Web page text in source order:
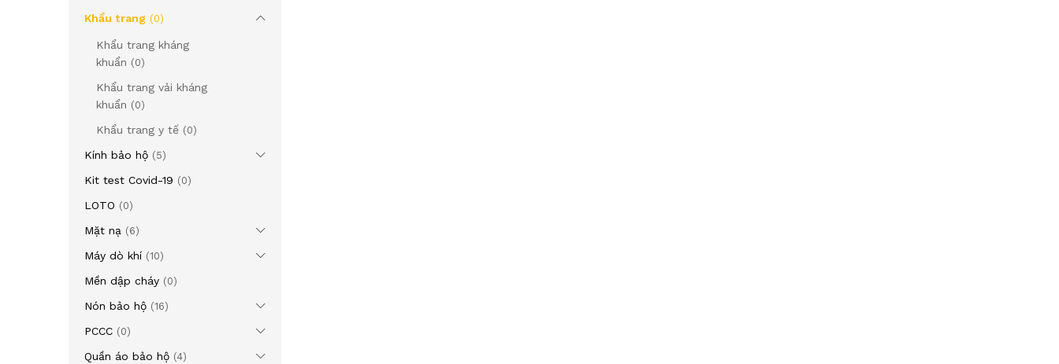
Khẩu trang (0)
Khẩu trang kháng
khuẩn (0)
Khẩu trang vải kháng
khuẩn (0)
Khẩu trang y tế (0)
Kính bảo hộ (5)
Kit test Covid-19 (0)
LOTO (0)
Mặt nạ (6)
Máy dò khí (10)
Mền dập cháy (0)
Nón bảo hộ (16)
PCCC (0)
Quần áo bảo hộ (4)